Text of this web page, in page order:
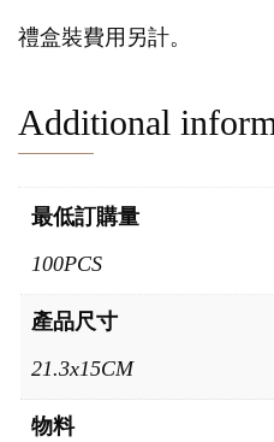
禮盒裝費用另計。
Additional
最低訂購量
100PCS
產品尺寸
21.3x15CM
物料